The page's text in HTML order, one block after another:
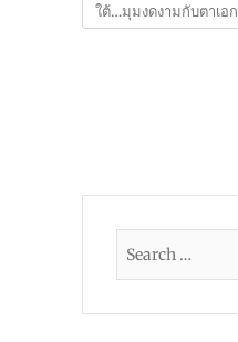
ใต้…มุมงดงามกับตาเอก